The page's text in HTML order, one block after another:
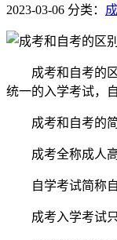
2023-03-06 分类：
成考和自考的区
统一的入学考试，
成考和自考的
成考全称成人高
自学考试简称自
成考入学考试只